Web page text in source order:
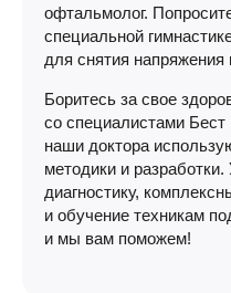
офтальмолог.
специальной
для снятия
Боритесь за свое
со специалистами
наши доктора
методики и
диагностику,
и обучение техникам
и мы вам поможем!